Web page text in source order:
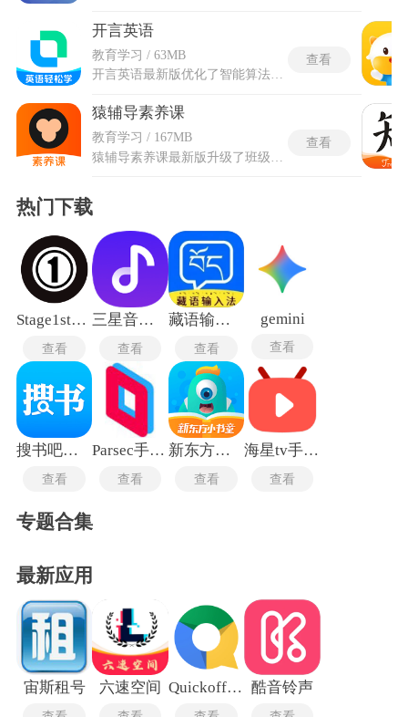
开言英语
教育学习 / 63MB
查看
猿辅导素养课
教育学习 / 167MB
查看
热门下载
Stage1st论坛
查看
三星音乐国际版
查看
藏语输入法
查看
gemini
查看
搜书吧最新版
查看
Parsec手机版
查看
新东方小书童
查看
海星tv手机版
查看
专题合集
最新应用
宙斯租号 六速空间 Quickoffice Pro最新版 酷音铃声